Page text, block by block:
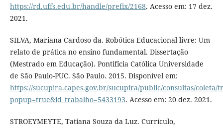
https://rd.uffs.edu.br/handle/prefix/2168. Acesso em: 17 dez.
2021.
SILVA, Mariana Cardoso da. Robótica Educacional livre: Um
relato de prática no ensino fundamental. Dissertação
(Mestrado em Educação). Pontifícia Católica Universidade
de São Paulo-PUC. São Paulo. 2015. Disponível em:
https://sucupira.capes.gov.br/sucupira/public/consultas/coleta/
popup=true&id_trabalho=5433193. Acesso em: 20 dez. 2021.
STROEYMEYTE, Tatiana Souza da Luz. Currículo,